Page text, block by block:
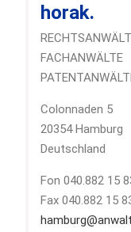
horak.
FACHANWÄLTE
Colonnaden 5
20354 Hamburg
Deutschland
Fon 040.882 15
Fax 040.882 15